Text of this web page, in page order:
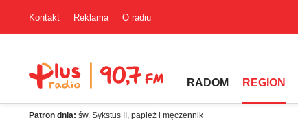
Kontakt Reklama O radiu
RADOM REGION
Patron dnia: św. Sykstus II, papież i męczennik